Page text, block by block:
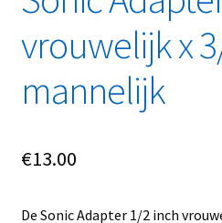
Overzicht
Privacybeleid
vrouwelijk x
mannelijk
€13.00
De Sonic Adapter 1/2 inch